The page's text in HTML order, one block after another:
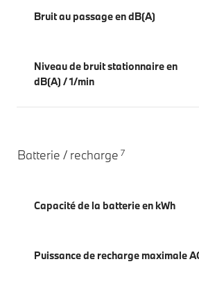
Bruit au passage en dB(A)
Niveau de bruit stationnaire en
dB(A) / 1/min
Batterie / recharge 7
Capacité de la batterie en kWh
Puissance de recharge maximale